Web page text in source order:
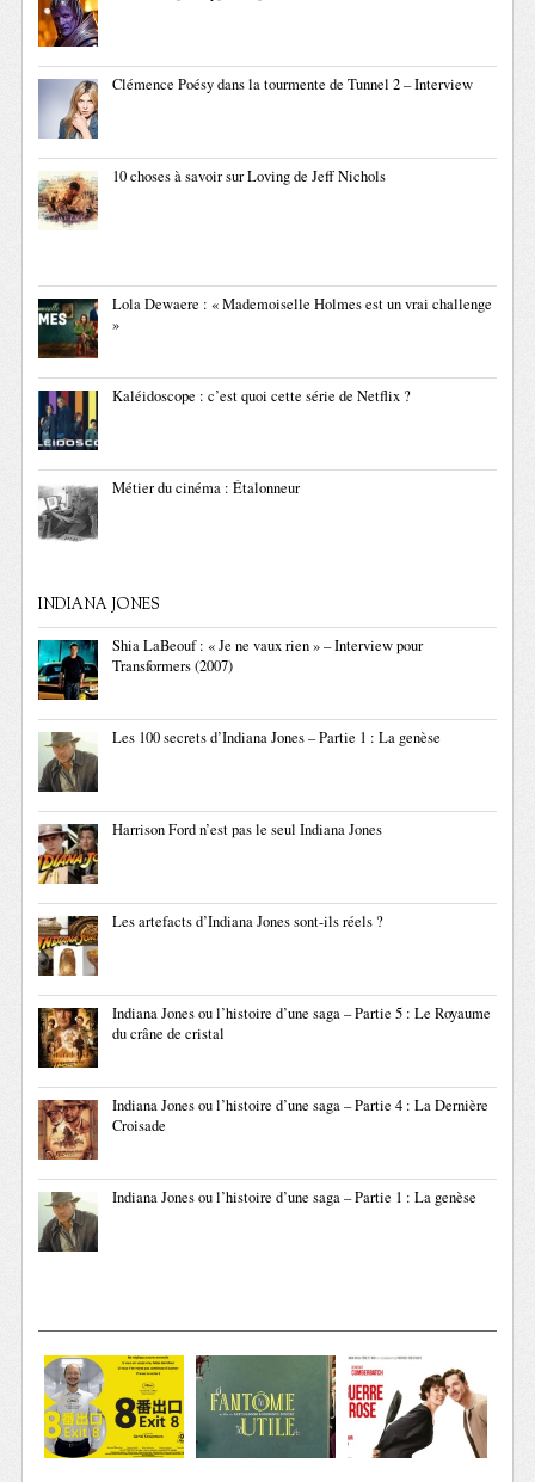
Clémence Poésy dans la tourmente de Tunnel 2 – Interview
10 choses à savoir sur Loving de Jeff Nichols
Lola Dewaere : « Mademoiselle Holmes est un vrai challenge
»
Kaléidoscope : c’est quoi cette série de Netflix ?
Métier du cinéma : Étalonneur
INDIANA JONES
Shia LaBeouf : « Je ne vaux rien » – Interview pour
Transformers (2007)
Les 100 secrets d’Indiana Jones – Partie 1 : La genèse
Harrison Ford n’est pas le seul Indiana Jones
Les artefacts d’Indiana Jones sont-ils réels ?
Indiana Jones ou l’histoire d’une saga – Partie 5 : Le Royaume
du crâne de cristal
Indiana Jones ou l’histoire d’une saga – Partie 4 : La Dernière
Croisade
Indiana Jones ou l’histoire d’une saga – Partie 1 : La genèse